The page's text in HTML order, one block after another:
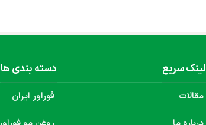
لینک سریع
مقالات
دسته بندی ها
فوراور ایران